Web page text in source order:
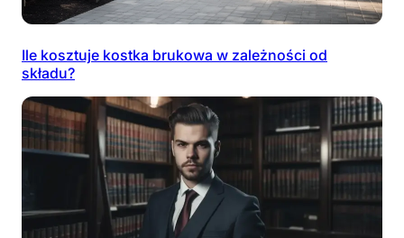
Ile kosztuje kostka brukowa w zależności od
składu?